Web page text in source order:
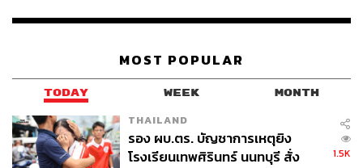
MOST POPULAR
TODAY WEEK MONTH
THAILAND
รอง ผบ.ตร. บัญชาการเหตุยิง
โรงเรียนเทพศิรินทร์ นนทบุรี สั่ง
1.5K